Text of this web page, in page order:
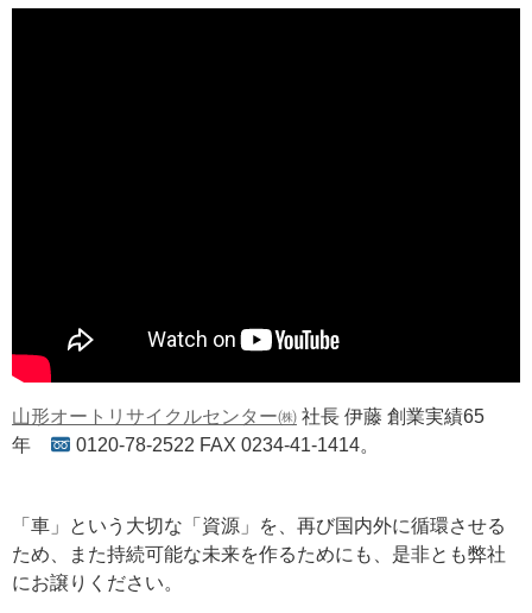
山形オートリサイクルセンター㈱ 社長 伊藤 創業実績65
年
0120-78-2522 FAX 0234-41-1414。
「車」という大切な「資源」を、再び国内外に循環させる
ため、また持続可能な未来を作るためにも、是非とも弊社
にお譲りください。